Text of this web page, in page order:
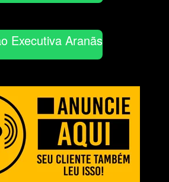
Executiva Aranãs